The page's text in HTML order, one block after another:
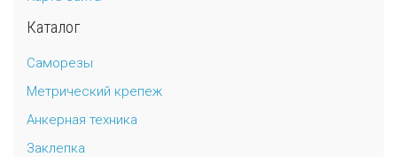
Каталог
Саморезы
Метрический крепеж
Анкерная техника
Заклепка